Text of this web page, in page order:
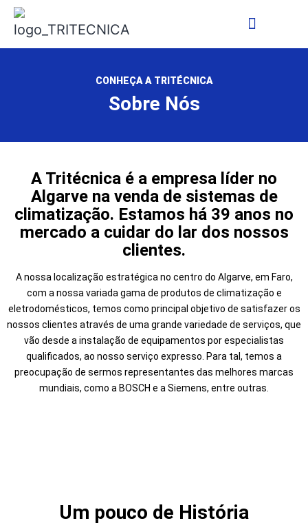
CONHEÇA A TRITÉCNICA
Sobre Nós
A Tritécnica é a empresa líder no
Algarve na venda de sistemas de
climatização. Estamos há 39 anos no
mercado a cuidar do lar dos nossos
clientes.
A nossa localização estratégica no centro do Algarve, em Faro,
com a nossa variada gama de produtos de climatização e
eletrodomésticos, temos como principal objetivo de satisfazer os
nossos clientes através de uma grande variedade de serviços, que
vão desde a instalação de equipamentos por especialistas
qualificados, ao nosso serviço expresso. Para tal, temos a
preocupação de sermos representantes das melhores marcas
mundiais, como a BOSCH e a Siemens, entre outras.
Um pouco de História